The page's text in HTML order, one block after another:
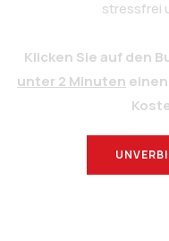
stressfrei
Klicken Sie auf den
unter 2 Minuten